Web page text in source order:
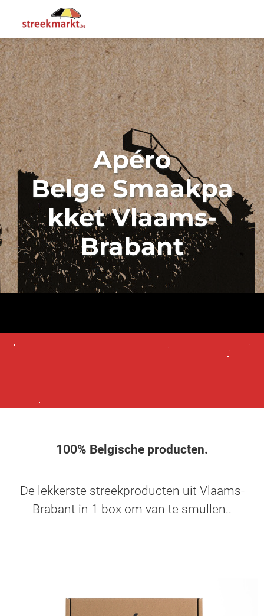
Apéro
BelgeSmaakpa
kket Vlaams-
Brabant
100% Belgische producten.
De lekkerste streekproducten uit Vlaams-
Brabant in 1 box om van te smullen..